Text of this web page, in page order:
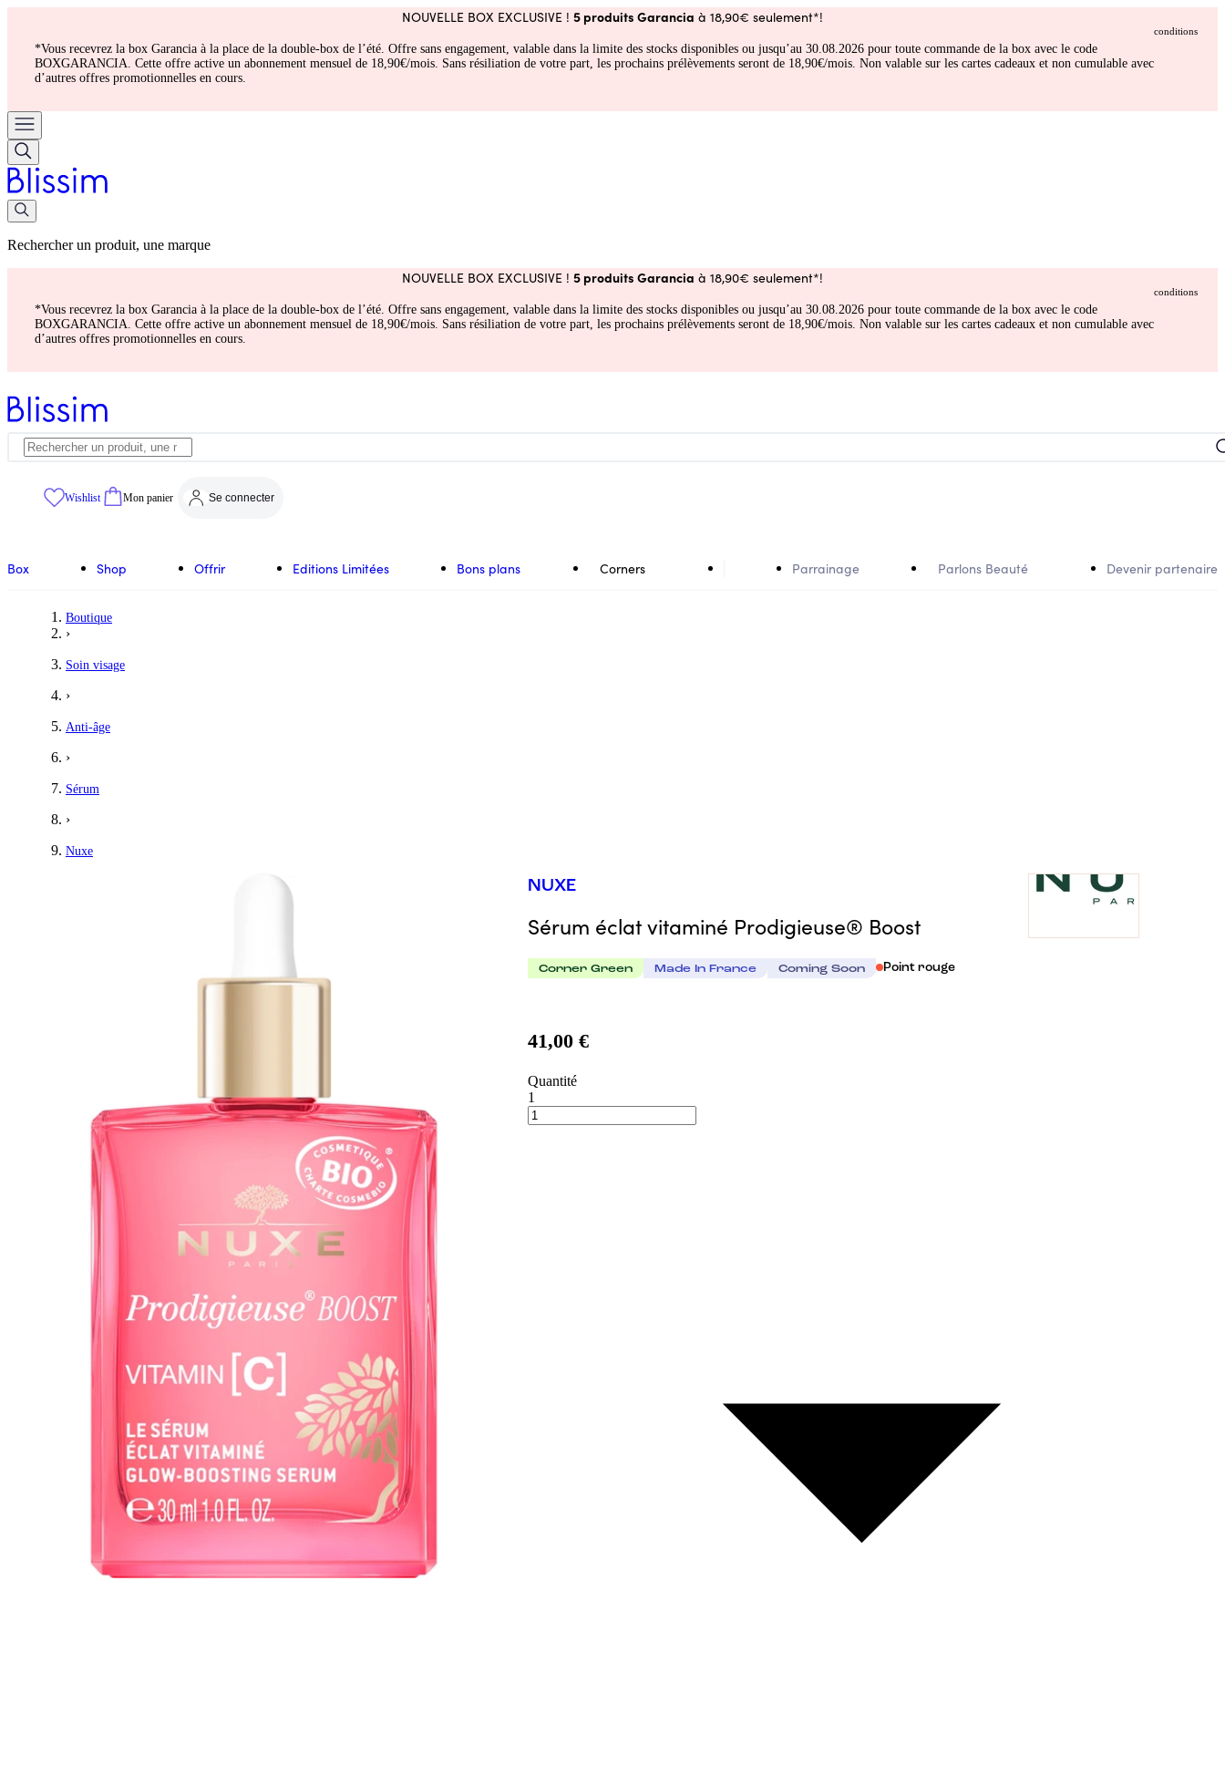
NOUVELLE BOX EXCLUSIVE ! 5 produits Garancia à 18,90€ seulement*!
conditions
*Vous recevrez la box Garancia à la place de la double-box de l’été. Offre sans engagement, valable dans la limite des stocks disponibles ou jusqu’au 30.08.2026 pour toute commande de la box avec le code
BOXGARANCIA. Cette offre active un abonnement mensuel de 18,90€/mois. Sans résiliation de votre part, les prochains prélèvements seront de 18,90€/mois. Non valable sur les cartes cadeaux et non cumulable avec
d’autres offres promotionnelles en cours.
Rechercher un produit, une marque
NOUVELLE BOX EXCLUSIVE ! 5 produits Garancia à 18,90€ seulement*!
conditions
*Vous recevrez la box Garancia à la place de la double-box de l’été. Offre sans engagement, valable dans la limite des stocks disponibles ou jusqu’au 30.08.2026 pour toute commande de la box avec le code
BOXGARANCIA. Cette offre active un abonnement mensuel de 18,90€/mois. Sans résiliation de votre part, les prochains prélèvements seront de 18,90€/mois. Non valable sur les cartes cadeaux et non cumulable avec
d’autres offres promotionnelles en cours.
Wishlist Mon panier Se connecter
Box Shop Offrir Editions Limitées Bons plans Corners Parrainage Parlons Beauté Devenir partenaire
Boutique
›
Soin visage
›
Anti-âge
›
Sérum
›
Nuxe
NUXE
Sérum éclat vitaminé Prodigieuse® Boost
Corner Green Made In France Coming Soon Point rouge
41,00 €
Quantité
1